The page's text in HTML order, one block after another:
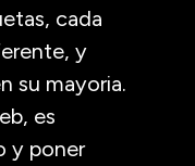
cada
y
su mayoria.
es
y poner